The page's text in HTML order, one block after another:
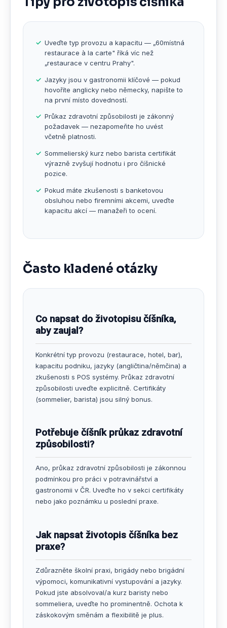
Uveďte typ provozu a kapacitu — „60místná
restaurace à la carte" říká víc než
„restaurace v centru Prahy".
Jazyky jsou v gastronomii klíčové — pokud
hovoříte anglicky nebo německy, napište to
na první místo dovedností.
Průkaz zdravotní způsobilosti je zákonný
požadavek — nezapomeňte ho uvést
včetně platnosti.
Sommelierský kurz nebo barista certifikát
výrazně zvyšují hodnotu i pro číšnické
pozice.
Pokud máte zkušenosti s banketovou
obsluhou nebo firemními akcemi, uveďte
kapacitu akcí — manažeři to ocení.
Často kladené otázky
Co napsat do životopisu číšníka,
aby zaujal?
Konkrétní typ provozu (restaurace, hotel, bar),
kapacitu podniku, jazyky (angličtina/němčina) a
zkušenosti s POS systémy. Průkaz zdravotní
způsobilosti uveďte explicitně. Certifikáty
(sommelier, barista) jsou silný bonus.
Potřebuje číšník průkaz zdravotní
způsobilosti?
Ano, průkaz zdravotní způsobilosti je zákonnou
podmínkou pro práci v potravinářství a
gastronomii v ČR. Uveďte ho v sekci certifikáty
nebo jako poznámku u poslední praxe.
Jak napsat životopis číšníka bez
praxe?
Zdůrazněte školní praxi, brigády nebo brigádní
výpomoci, komunikativní vystupování a jazyky.
Pokud jste absolvoval/a kurz baristy nebo
sommeliera, uveďte ho prominentně. Ochota k
záskokovým směnám a flexibilitě je plus.